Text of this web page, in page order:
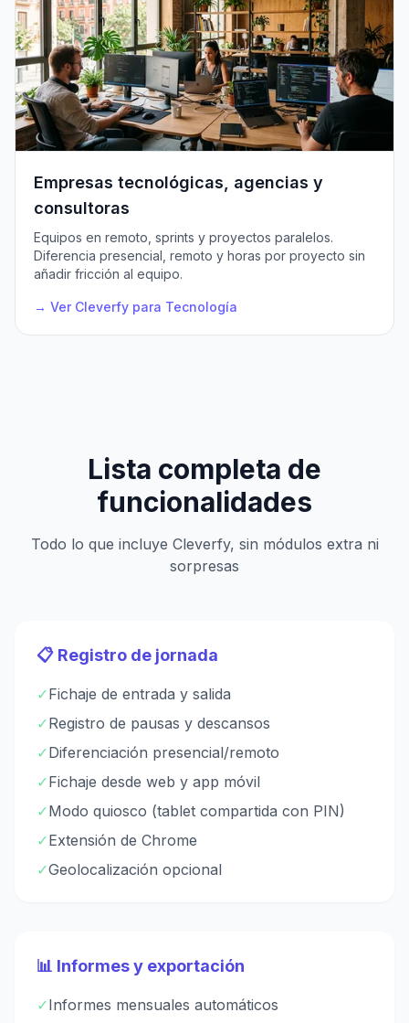
Empresas tecnológicas, agencias y
consultoras
Equipos en remoto, sprints y proyectos paralelos.
Diferencia presencial, remoto y horas por proyecto sin
añadir fricción al equipo.
→ Ver Cleverfy para Tecnología
Lista completa de
funcionalidades
Todo lo que incluye Cleverfy, sin módulos extra ni
sorpresas
📋 Registro de jornada
✓Fichaje de entrada y salida
✓Registro de pausas y descansos
✓Diferenciación presencial/remoto
✓Fichaje desde web y app móvil
✓Modo quiosco (tablet compartida con PIN)
✓Extensión de Chrome
✓Geolocalización opcional
📊 Informes y exportación
✓Informes mensuales automáticos